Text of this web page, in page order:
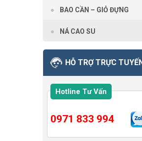
BAO CẦN – GIỎ ĐỰNG
NÁ CAO SU
HỖ TRỢ TRỰC TUYẾN
Hotline Tư Vấn
0971 833 994